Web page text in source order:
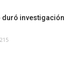
duró investigación
215